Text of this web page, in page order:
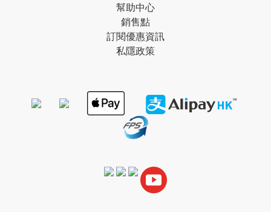
幫助中心
銷售點
訂閱優惠資訊
私隱政策